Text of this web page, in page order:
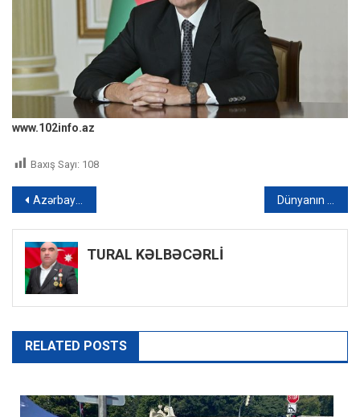
www.102info.az
Baxış Sayı: 108
Yazı
naviqasiyası
Azərbaycana gələn Venesuela rəsmilərində COVID-19 aşkarlandı
TURAL KƏLBƏCƏRLİ
RELATED POSTS